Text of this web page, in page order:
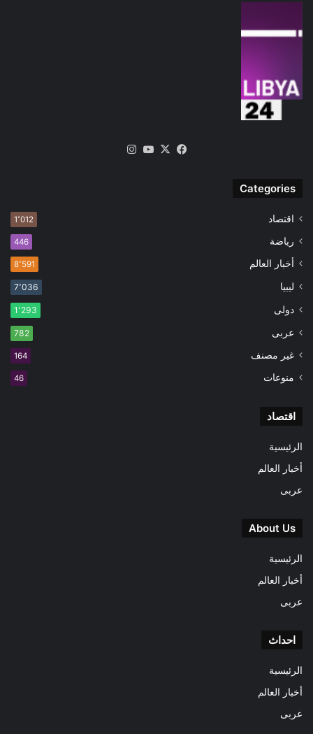
فيسبوك
‫X
‫YouTube
Categories
اقتصاد 1٬012
رياضة 446
أخبار العالم 8٬591
ليبيا 7٬036
دولى 1٬293
عربى 782
غير مصنف 164
منوعات 46
اقتصاد
الرئيسية
أخبار العالم
عربى
About Us
الرئيسية
أخبار العالم
عربى
احداث
الرئيسية
أخبار العالم
عربى